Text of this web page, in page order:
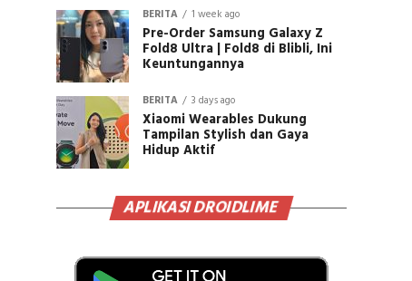
BERITA 1 week ago
Pre-Order Samsung Galaxy Z
Fold8 Ultra | Fold8 di Blibli, Ini
Keuntungannya
BERITA 3 days ago
Xiaomi Wearables Dukung
Tampilan Stylish dan Gaya
Hidup Aktif
APLIKASI DROIDLIME